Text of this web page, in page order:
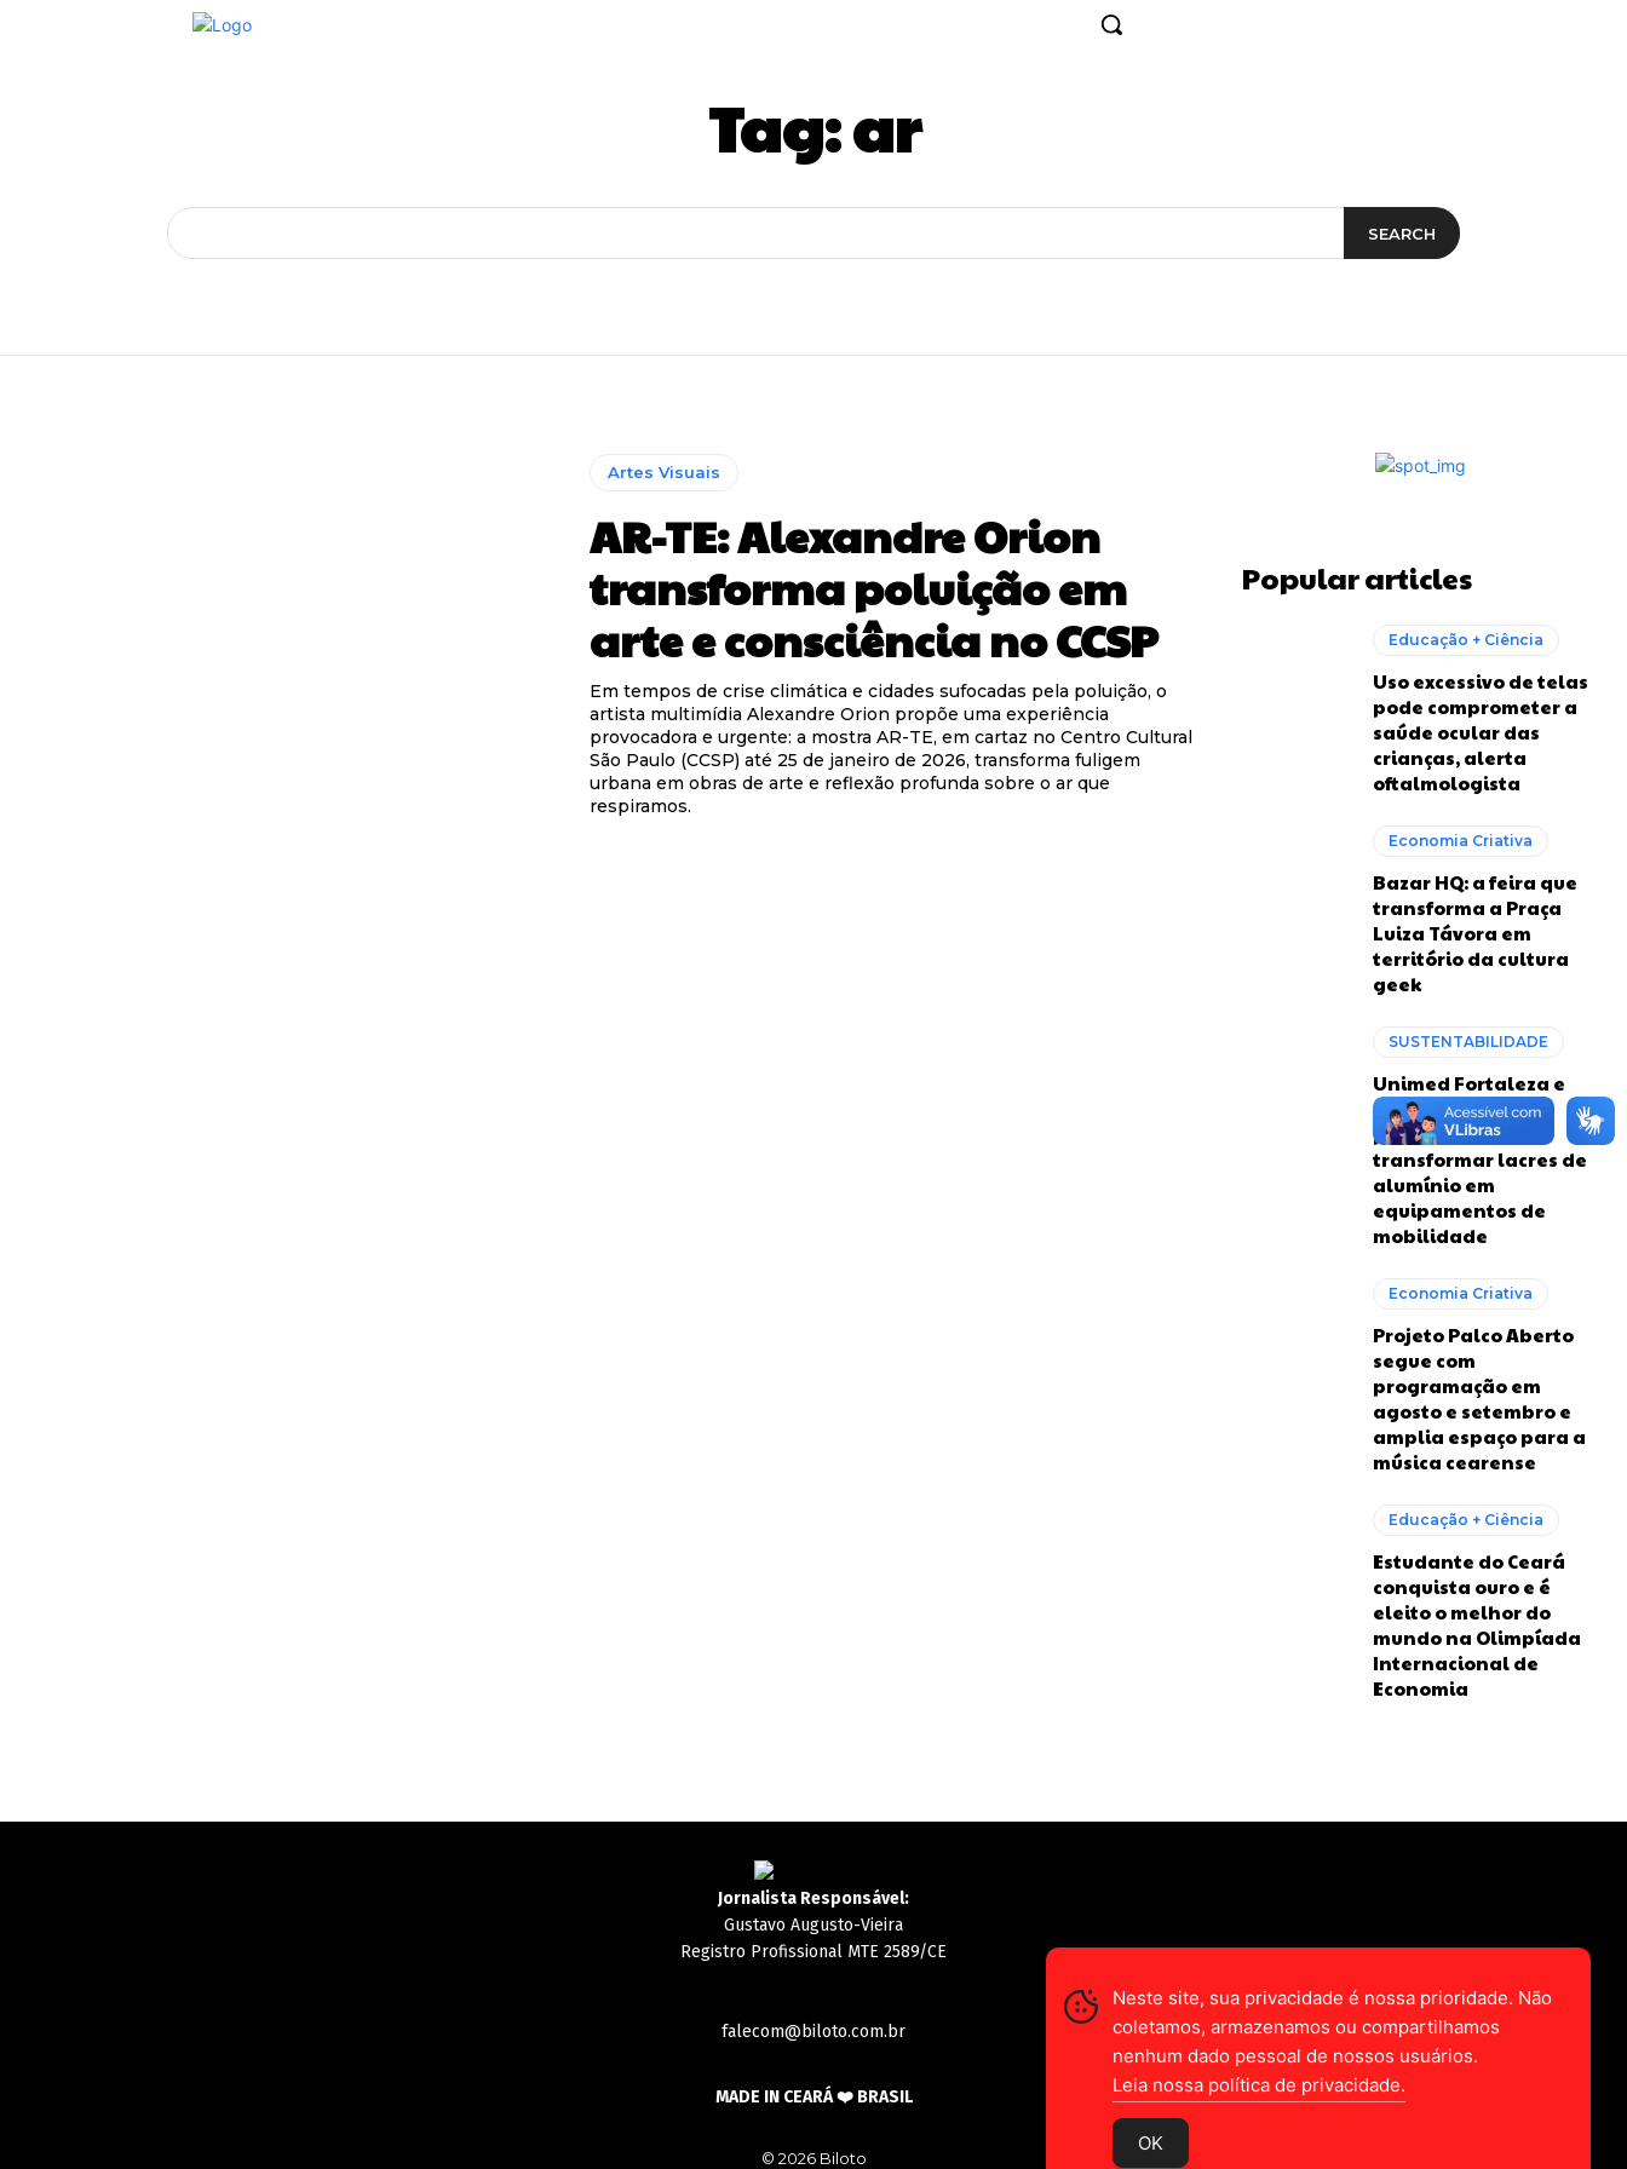
Tag:ar
SEARCH
Artes Visuais
AR-TE: Alexandre Orion
transforma poluição em
arte e consciência no CCSP
Em tempos de crise climática e cidades sufocadas pela poluição, o
artista multimídia Alexandre Orion propõe uma experiência
provocadora e urgente: a mostra AR-TE, em cartaz no Centro Cultural
São Paulo (CCSP) até 25 de janeiro de 2026, transforma fuligem
urbana em obras de arte e reflexão profunda sobre o ar que
respiramos.
Popular articles
Educação + Ciência
Uso excessivo de telas
pode comprometer a
saúde ocular das
crianças, alerta
oftalmologista
Economia Criativa
Bazar HQ: a feira que
transforma a Praça
Luiza Távora em
território da cultura
geek
SUSTENTABILIDADE
Unimed Fortaleza e
RioMar firmam
parceria para
transformar lacres de
alumínio em
equipamentos de
mobilidade
Economia Criativa
Projeto Palco Aberto
segue com
programação em
agosto e setembro e
amplia espaço para a
música cearense
Educação + Ciência
Estudante do Ceará
conquista ouro e é
eleito o melhor do
mundo na Olimpíada
Internacional de
Economia
Jornalista Responsável:
Gustavo Augusto-Vieira
Registro Profissional MTE 2589/CE
falecom@biloto.com.br
MADE IN CEARÁ ❤️ BRASIL
© 2026 Biloto
Neste site, sua privacidade é nossa prioridade. Não
coletamos, armazenamos ou compartilhamos
nenhum dado pessoal de nossos usuários.
Leia nossa política de privacidade.
OK